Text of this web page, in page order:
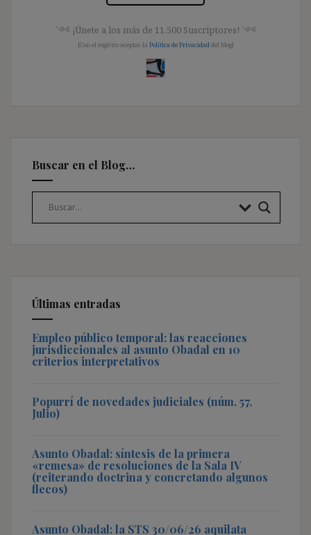
༺ ¡Únete a los más de 11.500 Suscriptores! ༺
[Con el registro aceptas la Política de Privacidad del blog]
Buscar en el Blog…
Últimas entradas
Empleo público temporal: las reacciones
jurisdiccionales al asunto Obadal en 10
criterios interpretativos
Popurrí de novedades judiciales (núm. 57,
Julio)
Asunto Obadal: síntesis de la primera
«remesa» de resoluciones de la Sala IV
(reiterando doctrina y concretando algunos
flecos)
Asunto Obadal: la STS 30/06/26 aquilata